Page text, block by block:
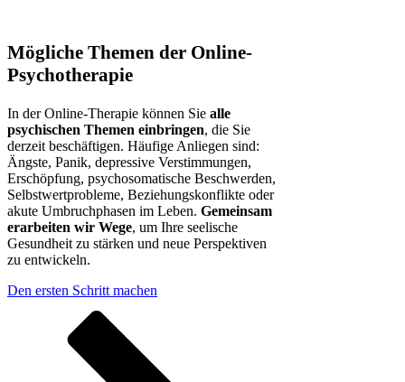
Mögliche Themen der Online-
Psychotherapie
In der Online-Therapie können Sie alle
psychischen Themen einbringen, die Sie
derzeit beschäftigen. Häufige Anliegen sind:
Ängste, Panik, depressive Verstimmungen,
Erschöpfung, psychosomatische Beschwerden,
Selbstwertprobleme, Beziehungskonflikte oder
akute Umbruchphasen im Leben. Gemeinsam
erarbeiten wir Wege, um Ihre seelische
Gesundheit zu stärken und neue Perspektiven
zu entwickeln.
Den ersten Schritt machen